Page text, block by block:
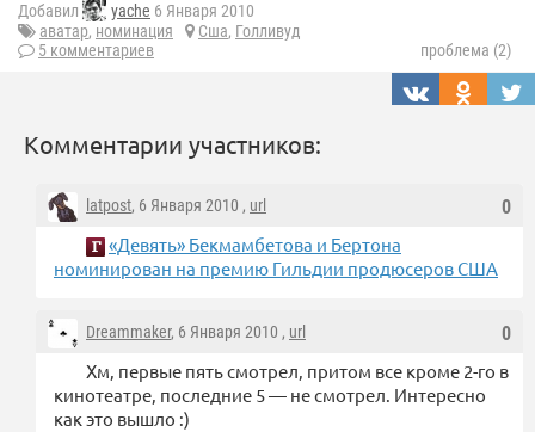
Добавил yache 6 Января 2010
аватар, номинация Сша, Голливуд
5 комментариев
проблема (2)
Комментарии участников:
0
latpost, 6 Января 2010 , url
«Девять» Бекмамбетова и Бертона
номинирован на премию Гильдии продюсеров США
0
Dreammaker, 6 Января 2010 , url
Хм, первые пять смотрел, притом все кроме 2-го в
кинотеатре, последние 5 — не смотрел. Интересно
как это вышло :)